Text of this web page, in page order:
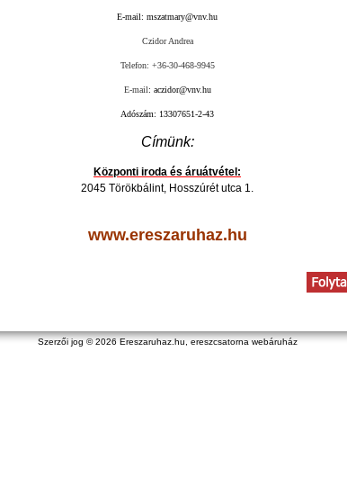
Szerzői jog © 2026Ereszaruhaz.hu, ereszcsatorna webáruház
E-mail: mszatmary@vnv.hu
Czidor Andrea
Telefon: +36-30-468-9945
E-mail: aczidor@vnv.hu
Adószám: 13307651-2-43
Címünk:
Központi iroda és áruátvétel:
2045 Törökbálint, Hosszúrét utca 1.
www.ereszaruhaz.hu